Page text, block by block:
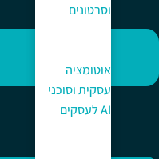
וסרטונים
אוטומציה
עסקית וסוכני
AI לעסקים